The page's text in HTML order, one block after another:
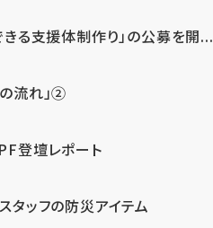
る支援体制作り」の公募を開...
流れ」②
登壇レポート
タッフの防災アイテム